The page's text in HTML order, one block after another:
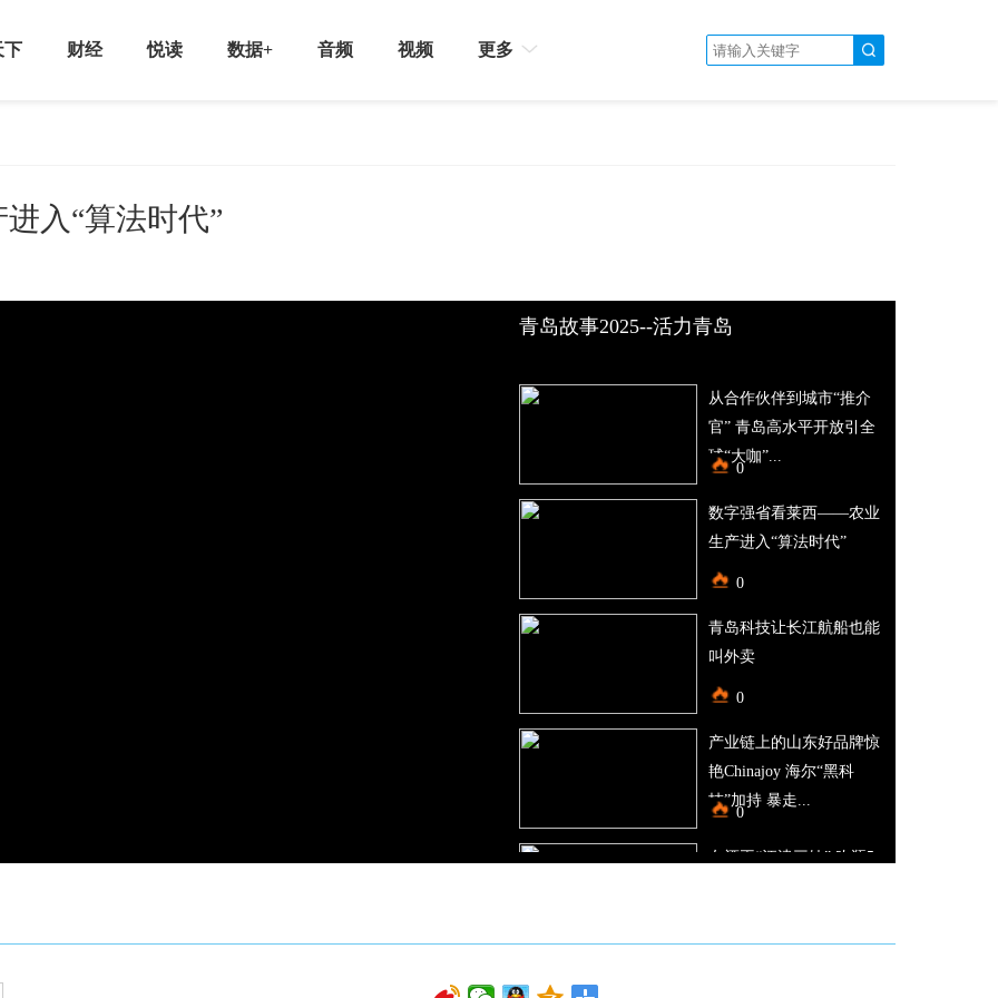
下 财经 悦读 数据+ 音频 视频 更多
入“算法时代”
青岛故事2025--活力青岛
从合作伙伴到城市“推介
官” 青岛高水平开放引全
球“大咖”...
0
数字强省看莱西——农业
生产进入“算法时代”
0
青岛科技让长江航船也能
叫外卖
0
产业链上的山东好品牌惊
艳Chinajoy 海尔“黑科
技”加持 暴走...
0
女酒王“江津三妹” 吹瓶5